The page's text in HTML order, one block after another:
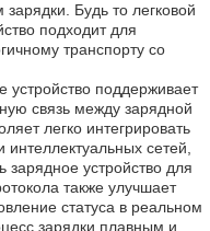
Будь то легковой
подходит для
транспорту со
поддерживает
связь между зарядной
легко интегрировать
сетей,
зарядное устройство для
также улучшает
статуса в реальном
зарядки плавным и